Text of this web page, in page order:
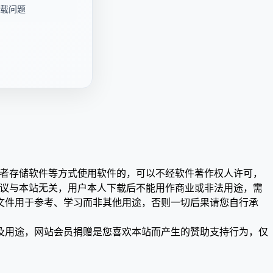
问题
储软件等方式使用软件的，可以不经软件著作权人许可，
与本站无关，用户本人下载后不能用作商业或非法用途，需
用于参考、学习而非其他用途，否则一切后果请您自行承
途，网站会员捐赠是您喜欢本站而产生的赞助支持行为，仅